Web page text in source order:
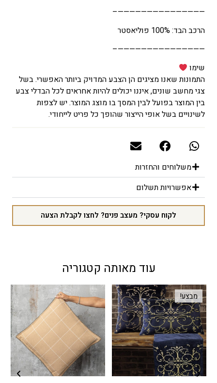
———————————————–
הרכב הבד: 100% פוליאסטר
———————————————–
שימו
התמונות שאנו מציגים הן הצבע המדויק ביותר האפשרי. בשל
צגי מחשב שונים, איננו יכולים להיות אחראים לכל הבדלי צבע
בין המוצר בפועל לבין המסך בו מוצג המוצר. יש לצפות
לשינויים בשל אופי הייצור שהופך כל פריט לייחודי.
משלוחים והחזרות
אפשרויות תשלום
לקוח עסקי? מעצב פנים? לחצו לקבלת הצעה
עוד מאותה קטגוריה
מבצע!